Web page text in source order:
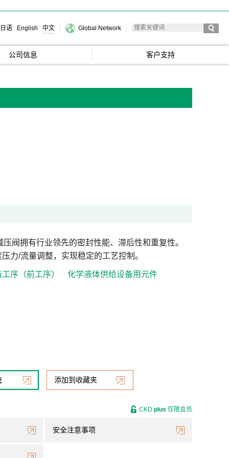
日语 English 中文 Global Network
公司信息 客户支持
阀拥有行业领先的密封性能、滞后性和重复性。
力/流量调整，实现稳定的工艺控制。
序（前工序） 化学液体供给设备用元件
添加到收藏夹
安全注意事项
CKD plus 仅限会员